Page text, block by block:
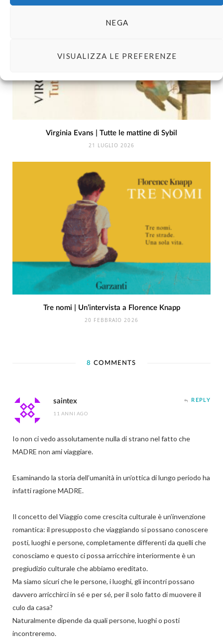
NEGA
VISUALIZZA LE PREFERENZE
Virginia Evans | Tutte le mattine di Sybil
21 LUGLIO 2026
Tre nomi | Un’intervista a Florence Knapp
20 FEBBRAIO 2026
8 COMMENTS
saintex
11 ANNI AGO
REPLY
Io non ci vedo assolutamente nulla di strano nel fatto che
MADRE non ami viaggiare.
Esaminando la storia dell’umanità in un’ottica di lungo periodo ha
infatti ragione MADRE.
Il concetto del Viaggio come crescita culturale è un’invenzione
romantica: il presupposto che viaggiando si possano conoscere
posti, luoghi e persone, completamente differenti da quelli che
conosciamo e questo ci possa arricchire interiormente è un
pregiudizio culturale che abbiamo ereditato.
Ma siamo sicuri che le persone, i luoghi, gli incontri possano
davvero arricchirci in sé e per sé, per il solo fatto di muovere il
culo da casa?
Naturalmente dipende da quali persone, luoghi o posti
incontreremo.